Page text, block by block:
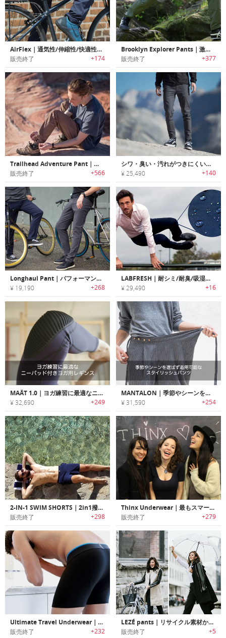
AirFlex｜通気性/伸縮性/快適性に優れたワークパンツ「エアフレックス」
販売終了 +174
Brooklyn Explorer Pants｜激しいアウトドアアクティビティに最適な隠しポケット付きハイパフォーマンスパンツ「ブルックリンエクスプローラーパンツ」
販売終了 +377
Trailhead Adventure Pant｜アウトドア愛好家に最適なコンパクトで軽量・耐久性に優れたステインプルーフパンツ「トレイルヘッドアドベンチャーパンツ」
販売終了 +566
シワ・臭い・汚れがつきにくいパフォーマンス性に優れたトラベルパンツ「CHASE PANTS（チェイスパンツ）」
¥ 25,490 +140
Longhaul Pant｜パフォーマンス性に優れたメリノウールパンツ「ロングホール」
¥ 19,190 +268
LABFRESH｜耐シミ/耐臭/吸湿速乾ハイパフォーマンスパンツ「ラブフレッシュ」
¥ 29,490 +16
MAÄT 1.0｜ヨガ練習に最適なニーパッド付きヨガ用レギンス「マート1.0」
¥ 32,690 +249
MANTALON｜季節やシーンを選ばず着用可能なスタイリッシュパンツ「マンタロン」
¥ 31,590 +254
2-IN-1 SWIM SHORTS｜2in1撥水性スイミングショーツ
販売終了 +298
Thinx Underwear｜最もスマートなパンツ
販売終了 +279
Ultimate Travel Underwear｜抗菌/抗臭トラベルアンダーウェア
販売終了 +232
LEZÉ pants｜リサイクル素材から作られたリラックスフィットレディースパンツ「リゼー」
販売終了 +5